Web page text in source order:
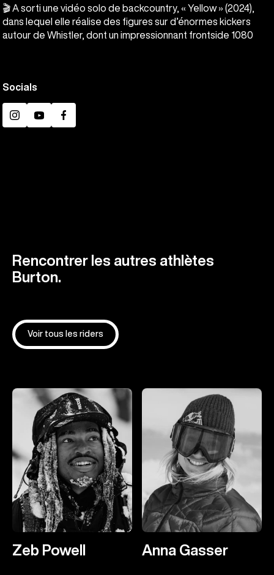
🎬 A sorti une vidéo solo de backcountry, « Yellow » (2024),
dans lequel elle réalise des figures sur d’énormes kickers
autour de Whistler, dont un impressionnant frontside 1080
Socials
InstagramYouTubeFacebook
Rencontrer les autres athlètes
Burton.
Voir tous les riders
Zeb Powell Anna Gasser